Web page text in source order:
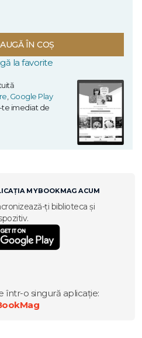
ÎN COȘ
la favorite
,Google Play
te imediat de
MYBOOKMAG ACUM
ți biblioteca și
într-o singură aplicație: